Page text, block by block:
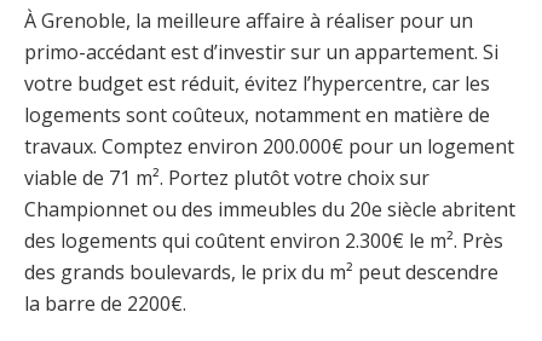
À Grenoble, la meilleure affaire à réaliser pour un
primo-accédant est d’investir sur un appartement. Si
votre budget est réduit, évitez l’hypercentre, car les
logements sont coûteux, notamment en matière de
travaux. Comptez environ 200.000€ pour un logement
viable de 71 m². Portez plutôt votre choix sur
Championnet ou des immeubles du 20e siècle abritent
des logements qui coûtent environ 2.300€ le m². Près
des grands boulevards, le prix du m² peut descendre
la barre de 2200€.